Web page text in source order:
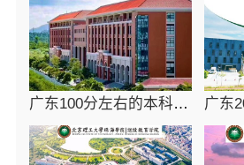
广东100分左右的本科大学-北京理工大学珠海学院继续教育学院